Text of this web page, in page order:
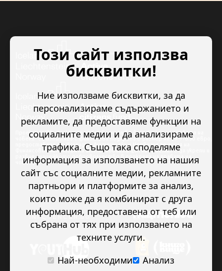
Проектът “Младежкото доброволчество в подкрепа на правата на
човека” се изпълнява с финансова подкрепа в размер на 89 978.50 евро,
предоставена от Исландия, Лихтенщайн и Норвегия по линия на
Финансовия механизъм на ЕИП. Основната цел на проекта е да укрепи и
развие младежкото доброволчество в подкрепа на правата на
човека.
Този сайт използва
бисквитки!
Ние използваме бисквитки, за да
персонализираме съдържанието и
рекламите, да предоставяме функции на
социалните медии и да анализираме
трафика. Също така споделяме
информация за използването на нашия
сайт със социалните медии, рекламните
партньори и платформите за анализ,
които може да я комбинират с друга
информация, предоставена от теб или
събрана от тях при използването на
техните услуги.
Най-необходими
Анализ